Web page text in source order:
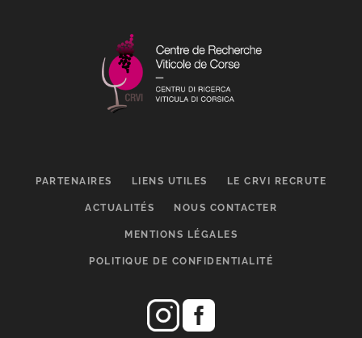
PARTENAIRES LIENS UTILES LE CRVI RECRUTE
ACTUALITÉS NOUS CONTACTER
MENTIONS LÉGALES
POLITIQUE DE CONFIDENTIALITÉ